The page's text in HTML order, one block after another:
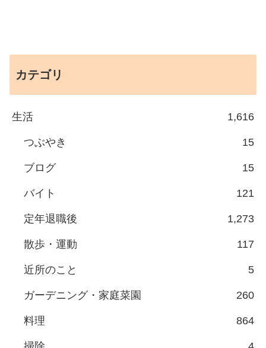
カテゴリ
生活 1,616
つぶやき 15
ブログ 15
バイト 121
定年退職後 1,273
散歩・運動 117
近所のこと 5
ガーデニング・家庭菜園 260
料理 864